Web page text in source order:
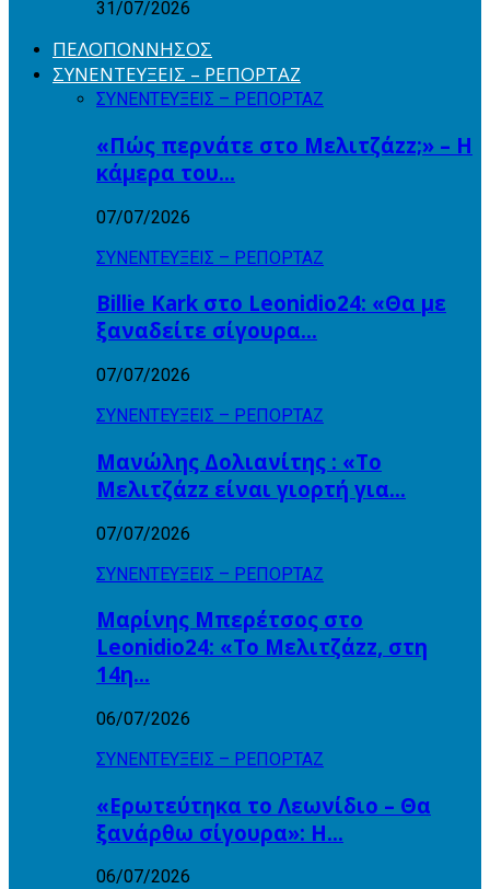
31/07/2026
ΠΕΛΟΠΟΝΝΗΣΟΣ
ΣΥΝΕΝΤΕΥΞΕΙΣ – ΡΕΠΟΡΤΑΖ
ΣΥΝΕΝΤΕΥΞΕΙΣ – ΡΕΠΟΡΤΑΖ
«Πώς περνάτε στο Μελιτζάzz;» – Η
κάμερα του…
07/07/2026
ΣΥΝΕΝΤΕΥΞΕΙΣ – ΡΕΠΟΡΤΑΖ
Billie Kark στο Leonidio24: «Θα με
ξαναδείτε σίγουρα…
07/07/2026
ΣΥΝΕΝΤΕΥΞΕΙΣ – ΡΕΠΟΡΤΑΖ
Μανώλης Δολιανίτης : «Το
Μελιτζάzz είναι γιορτή για…
07/07/2026
ΣΥΝΕΝΤΕΥΞΕΙΣ – ΡΕΠΟΡΤΑΖ
Μαρίνης Μπερέτσος στο
Leonidio24: «Το Μελιτζάzz, στη
14η…
06/07/2026
ΣΥΝΕΝΤΕΥΞΕΙΣ – ΡΕΠΟΡΤΑΖ
«Ερωτεύτηκα το Λεωνίδιο – Θα
ξανάρθω σίγουρα»: Η…
06/07/2026